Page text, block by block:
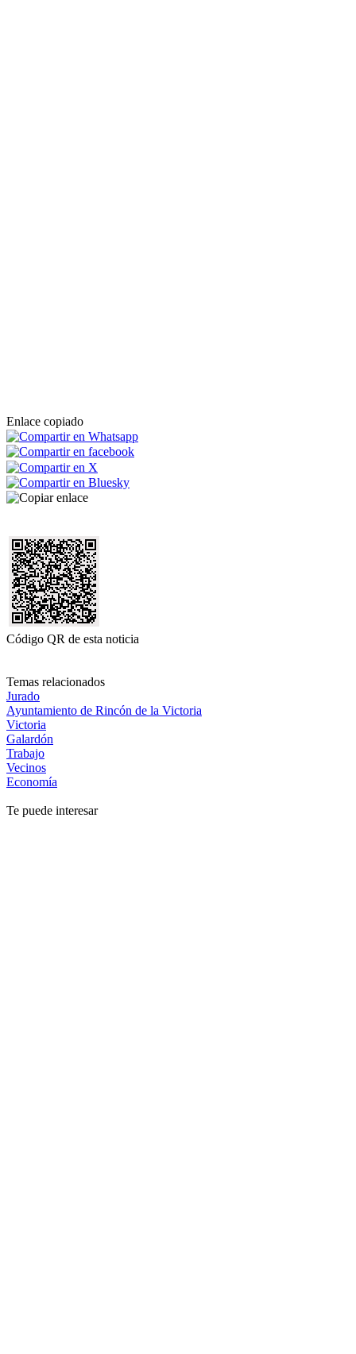
Enlace copiado
Código QR de esta noticia
Temas relacionados
Jurado
Ayuntamiento de Rincón de la Victoria
Victoria
Galardón
Trabajo
Vecinos
Economía
Te puede interesar